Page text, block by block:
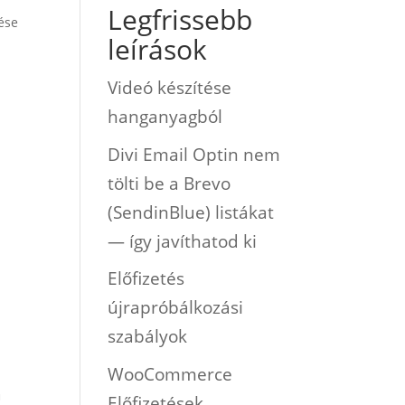
Legfrissebb
leírások
Videó készítése
hanganyagból
Divi Email Optin nem
tölti be a Brevo
(SendinBlue) listákat
— így javíthatod ki
Előfizetés
újrapróbálkozási
szabályok
WooCommerce